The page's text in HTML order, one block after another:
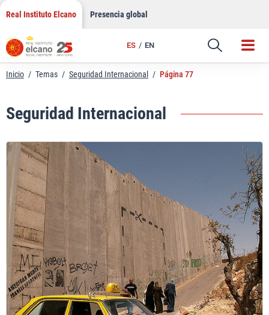
Saltar
contenido
Real Instituto Elcano Presencia global
ES EN
Inicio / Temas / Seguridad Internacional / Página 77
Seguridad Internacional